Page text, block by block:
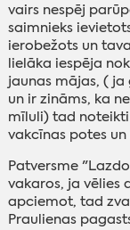
vairs nespēj
saimnieks
ierobežots un
lielāka iespēja
jaunas mājas, (
un ir zināms, ka
mīluli) tad
vakcīnas potes
Patversme
vakaros, ja vēlies
apciemot, tad
Praulienas